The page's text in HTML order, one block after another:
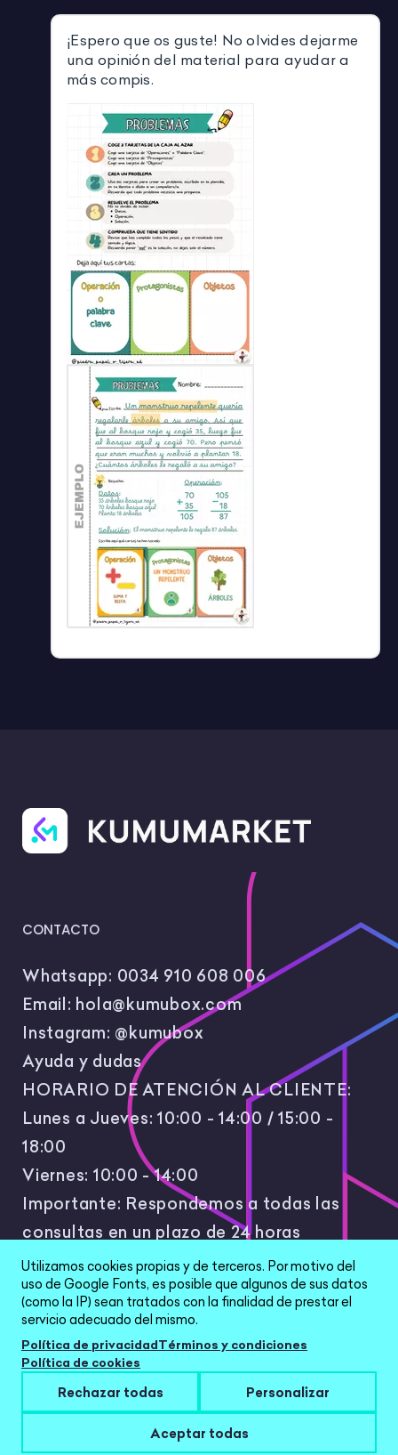
¡Espero que os guste! No olvides dejarme
una opinión del material para ayudar a
más compis.
CONTACTO
Whatsapp: 0034 910 608 006
Email: hola@kumubox.com
Instagram: @kumubox
Ayuda y dudas
HORARIO DE ATENCIÓN AL CLIENTE:
Lunes a Jueves: 10:00 - 14:00 / 15:00 -
18:00
Viernes: 10:00 - 14:00
Importante: Respondemos a todas las
consultas en un plazo de 24 horas
laborales.
All Rights Reserved © 2026 |Política de
privacidad|Términos y condiciones|Aviso Legal
Configurar cookies
Utilizamos cookies propias y de terceros. Por motivo del
uso de Google Fonts, es posible que algunos de sus datos
(como la IP) sean tratados con la finalidad de prestar el
servicio adecuado del mismo.
Política de privacidadTérminos y condiciones
Política de cookies
Rechazar todas Personalizar
Aceptar todas